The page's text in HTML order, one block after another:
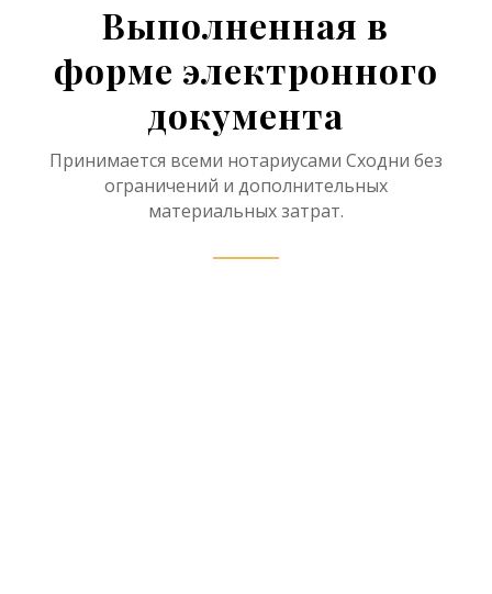
Выполненная в
форме электронного
документа
Принимается всеми нотариусами Сходни без
ограничений и дополнительных
материальных затрат.